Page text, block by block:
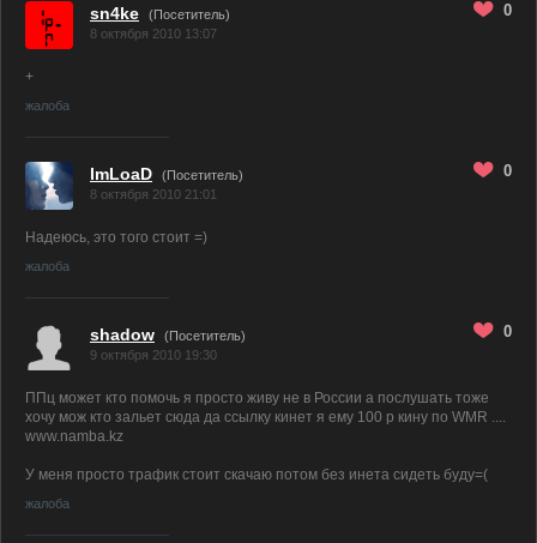
sn4ke
(Посетитель)
8 октября 2010 13:07
0
+
жалоба
ImLoaD
(Посетитель)
8 октября 2010 21:01
0
Надеюсь, это того стоит =)
жалоба
shadow
(Посетитель)
9 октября 2010 19:30
0
ППц может кто помочь я просто живу не в России а послушать тоже
хочу мож кто зальет сюда да ссылку кинет я ему 100 р кину по WMR ....
www.namba.kz
У меня просто трафик стоит скачаю потом без инета сидеть буду=(
жалоба